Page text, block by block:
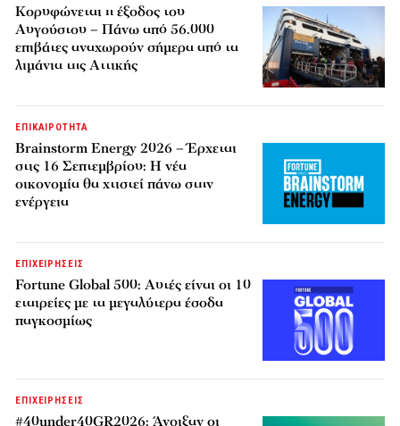
Κορυφώνεται η έξοδος του
Αυγούστου – Πάνω από 56.000
επιβάτες αναχωρούν σήμερα από τα
λιμάνια της Αττικής
ΕΠΙΚΑΙΡΟΤΗΤΑ
Brainstorm Energy 2026 – Έρχεται
στις 16 Σεπτεμβρίου: Η νέα
οικονομία θα χτιστεί πάνω στην
ενέργεια
ΕΠΙΧΕΙΡΗΣΕΙΣ
Fortune Global 500: Αυτές είναι οι 10
εταιρείες με τα μεγαλύτερα έσοδα
παγκοσμίως
ΕΠΙΧΕΙΡΗΣΕΙΣ
#40under40GR2026: Άνοιξαν οι